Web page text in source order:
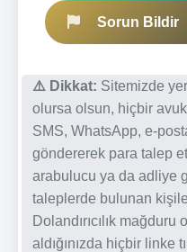
Sorun Bildir
⚠️ Dikkat: Sitemizde
olursa olsun, hiçbir
SMS, WhatsApp, e-
göndererek para talep
arabulucu ya da adliye
taleplerde bulunan
Dolandırıcılık
aldığınızda hiçbir linke